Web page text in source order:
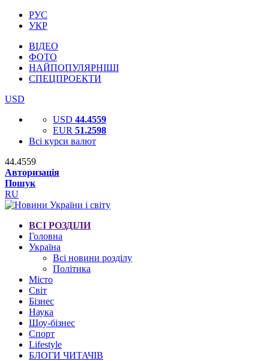
РУС
УКР
ВІДЕО
ФОТО
НАЙПОПУЛЯРНІШІ
СПЕЦПРОЕКТИ
USD
USD 44.4559
EUR 51.2598
Всі курси валют
44.4559
Авторизація
Пошук
RU
ВСІ РОЗДІЛИ
Головна
Україна
Всі новини розділу
Політика
Місто
Світ
Бізнес
Наука
Шоу-бізнес
Спорт
Lifestyle
БЛОГИ ЧИТАЧІВ